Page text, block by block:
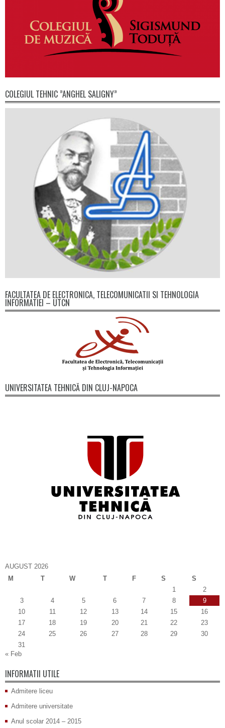
COLEGIUL TEHNIC ”ANGHEL SALIGNY”
FACULTATEA DE ELECTRONICA, TELECOMUNICATII SI TEHNOLOGIA
INFORMATIEI – UTCN
UNIVERSITATEA TEHNICĂ DIN CLUJ-NAPOCA
AUGUST 2026
M
T W T F S
S
1
2
3
4 5 6 7 8
9
10
11 12 13 14 15
16
17
18 19 20 21 22
23
24
25 26 27 28 29
30
31
« Feb
INFORMATII UTILE
Admitere liceu
Admitere universitate
Anul scolar 2014 – 2015